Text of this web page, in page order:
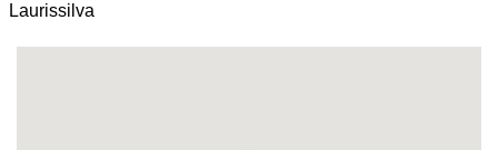
Laurissilva